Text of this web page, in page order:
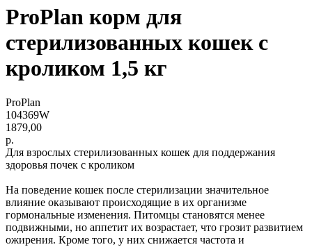
ProPlan корм для
стерилизованных кошек с
кроликом 1,5 кг
ProPlan
104369W
1879,00
р.
Для взрослых стерилизованных кошек для поддержания
здоровья почек с кроликом
На поведение кошек после стерилизации значительное
влияние оказывают происходящие в их организме
гормональные изменения. Питомцы становятся менее
подвижными, но аппетит их возрастает, что грозит развитием
ожирения. Кроме того, у них снижается частота и